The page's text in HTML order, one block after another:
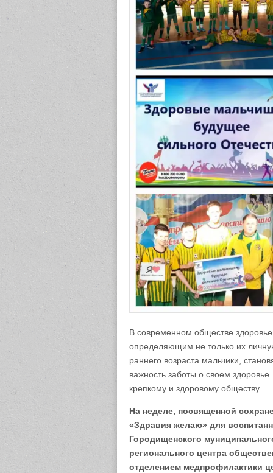
В современном обществе
определяющим не только их
раннего возраста мальчики,
важность заботы о своем
крепкому и здоровому обществу.
На неделе, посвященной
«Здравия желаю» для
Городищенского
регионального центра
отделением медпрофилактики